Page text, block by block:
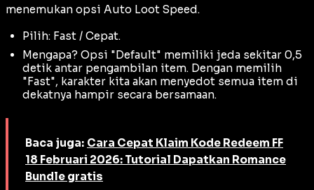
menemukan opsi Auto Loot Speed.
Pilih: Fast / Cepat.
Mengapa? Opsi "Default" memiliki jeda sekitar 0,5
detik antar pengambilan item. Dengan memilih
"Fast", karakter kita akan menyedot semua item di
dekatnya hampir secara bersamaan.
Baca juga: Cara Cepat Klaim Kode Redeem FF
18 Februari 2026: Tutorial Dapatkan Romance
Bundle gratis